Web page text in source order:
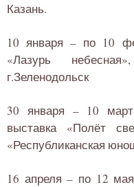
Казань.
10 января – по 10
«Лазурь
г.Зеленодольск
30 января – 10
выставка «Полёт
«Республиканская
16 апреля – по 12